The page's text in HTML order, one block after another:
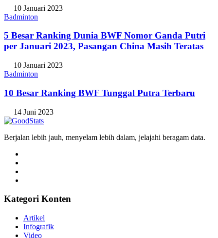
10 Januari 2023
Badminton
5 Besar Ranking Dunia BWF Nomor Ganda Putri
per Januari 2023, Pasangan China Masih Teratas
10 Januari 2023
Badminton
10 Besar Ranking BWF Tunggal Putra Terbaru
14 Juni 2023
Berjalan lebih jauh, menyelam lebih dalam, jelajahi beragam data.
Kategori Konten
Artikel
Infografik
Video